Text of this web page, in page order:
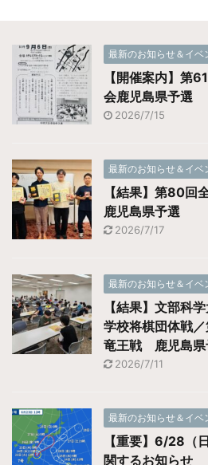
最新のお知らせ＆イベ
【開催案内】第
会鹿児島県予選
2026/7/15
最新のお知らせ＆イベ
【結果】第80回
鹿児島県予選
2026/7/17
最新のお知らせ＆イベ
【結果】文部科
学校将棋団体戦
竜王戦 鹿児島
2026/7/11
最新のお知らせ＆イベ
【重要】6/28（
関するお知らせ